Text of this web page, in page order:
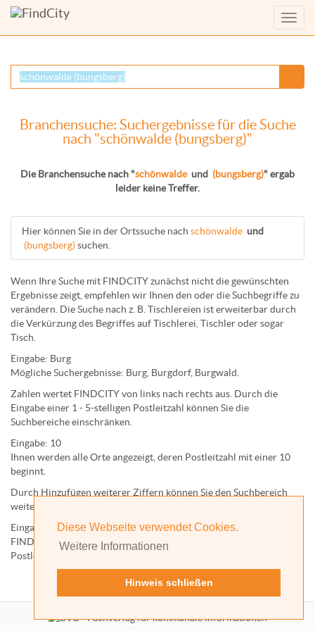
Diese Webseite verwendet Cookies.
Weitere Informationen
Hinweis schließen
Menü
Branchensuche: Suchergebnisse für die Suche
nach "schönwalde (bungsberg)"
Die Branchensuche nach "schönwalde und (bungsberg)" ergab
leider keine Treffer.
Hier können Sie in der Ortssuche nach schönwalde und
(bungsberg)suchen.
Wenn Ihre Suche mit FINDCITY zunächst nicht die gewünschten
Ergebnisse zeigt, empfehlen wir Ihnen den oder die Suchbegriffe zu
verändern. Die Suche nach z. B. Tischlereien ist erweiterbar durch
die Verkürzung des Begriffes aufTischlerei Tischleroder sogar
Tisch
Eingabe: Burg
Mögliche Suchergebnisse: Burg Burgdorf, Burgwald.
Zahlen wertet FINDCITY von links nach rechts aus. Durch die
Eingabe einer 1 - 5-stelligen Postleitzahl können Sie die
Suchbereiche einschränken.
Eingabe: 10
Ihnen werden alle Orteangezeigt, deren Postleitzahl mit einer 10
beginnt.
Durch Hinzufügen weiterer Ziffern können Sie den Suchbereich
weiter einschränken.
Eingabe:
10585
FINDCITY präsentiert Ihnen ausschließlich die zu dieser
Postleitzahl gehörende Kommune; in diesem Fall Berlin.